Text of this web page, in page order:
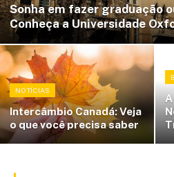
Sonha em fazer graduação
Conheça a Universidade
NOTÍCIAS
Intercâmbio Canadá: Veja
o que você precisa saber